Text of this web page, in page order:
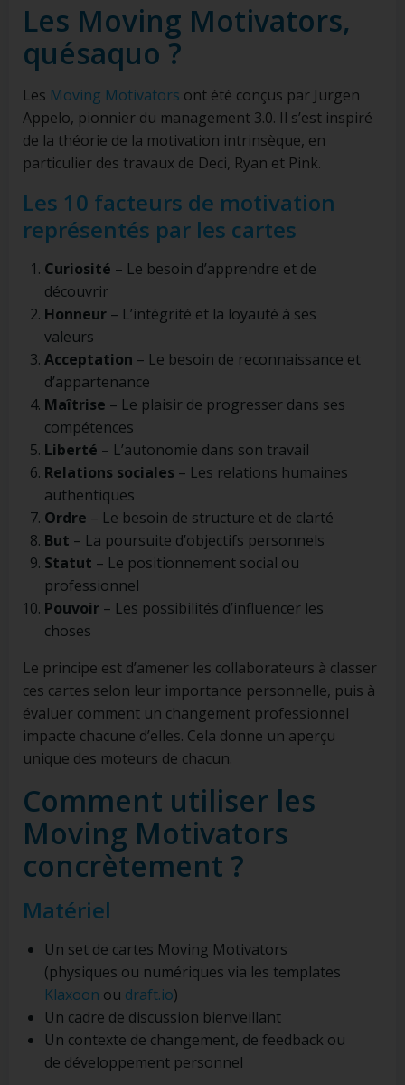
Les Moving Motivators,
quésaquo ?
Les Moving Motivators ont été conçus par Jurgen
Appelo, pionnier du management 3.0. Il s’est inspiré
de la théorie de la motivation intrinsèque, en
particulier des travaux de Deci, Ryan et Pink.
Les 10 facteurs de motivation
représentés par les cartes
Curiosité – Le besoin d’apprendre et de
découvrir
Honneur – L’intégrité et la loyauté à ses
valeurs
Acceptation – Le besoin de reconnaissance et
d’appartenance
Maîtrise – Le plaisir de progresser dans ses
compétences
Liberté – L’autonomie dans son travail
Relations sociales – Les relations humaines
authentiques
Ordre – Le besoin de structure et de clarté
But – La poursuite d’objectifs personnels
Statut – Le positionnement social ou
professionnel
Pouvoir – Les possibilités d’influencer les
choses
Le principe est d’amener les collaborateurs à classer
ces cartes selon leur importance personnelle, puis à
évaluer comment un changement professionnel
impacte chacune d’elles. Cela donne un aperçu
unique des moteurs de chacun.
Comment utiliser les
Moving Motivators
concrètement ?
Matériel
Un set de cartes Moving Motivators
(physiques ou numériques via les templates
Klaxoon ou draft.io)
Un cadre de discussion bienveillant
Un contexte de changement, de feedback ou
de développement personnel